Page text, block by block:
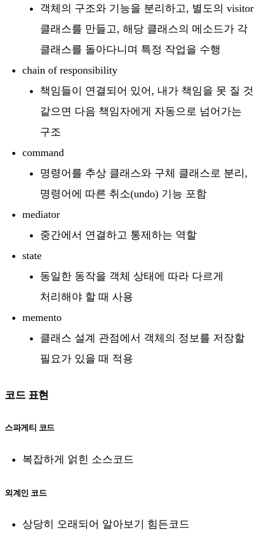
객체의 구조와 기능을 분리하고, 별도의 visitor
클래스를 만들고, 해당 클래스의 메소드가 각
클래스를 돌아다니며 특정 작업을 수행
chain of responsibility
책임들이 연결되어 있어, 내가 책임을 못 질 것
같으면 다음 책임자에게 자동으로 넘어가는
구조
command
명령어를 추상 클래스와 구체 클래스로 분리,
명령어에 따른 취소(undo) 기능 포함
mediator
중간에서 연결하고 통제하는 역할
state
동일한 동작을 객체 상태에 따라 다르게
처리해야 할 때 사용
memento
클래스 설계 관점에서 객체의 정보를 저장할
필요가 있을 때 적용
코드 표현
스파게티 코드
복잡하게 얽힌 소스코드
외계인 코드
상당히 오래되어 알아보기 힘든코드